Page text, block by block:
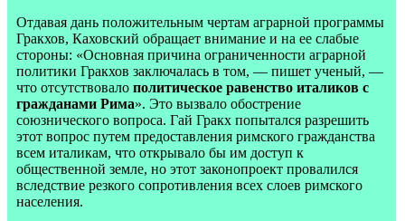
Отдавая дань положительным чертам аграрной программы
Гракхов, Каховский обращает внимание и на ее слабые
стороны: «Основная причина ограниченности аграрной
политики Гракхов заключалась в том, — пишет ученый, —
что отсутствовало политическое равенство италиков с
гражданами Рима». Это вызвало обострение
союзнического вопроса. Гай Гракх попытался разрешить
этот вопрос путем предоставления римского гражданства
всем италикам, что открывало бы им доступ к
общественной земле, но этот законопроект провалился
вследствие резкого сопротивления всех слоев римского
населения.